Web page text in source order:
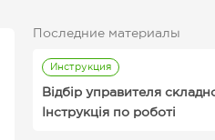
Последние материалы
Инструкция
Відбір управителя
Інструкція по роботі